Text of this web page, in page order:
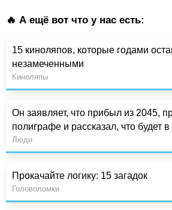
🔥 А ещё вот что у нас есть:
15 киноляпов, которые годами
незамеченными
Киноляпы
Он заявляет, что прибыл из 2045,
полиграфе и рассказал, что будет
Люди
Прокачайте логику: 15 загадок
Головоломки